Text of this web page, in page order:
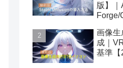
版】｜
Forge/
画像生
成｜
基準【